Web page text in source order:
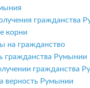
гражданства
корни
на гражданство
гражданства Румынии
гражданства
верность Румынии